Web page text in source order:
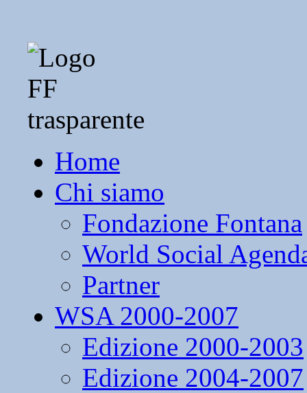
Home
Chi siamo
Fondazione Fontana
World Social
Partner
WSA 2000-2007
Edizione 2000-2003
Edizione 2004-2007